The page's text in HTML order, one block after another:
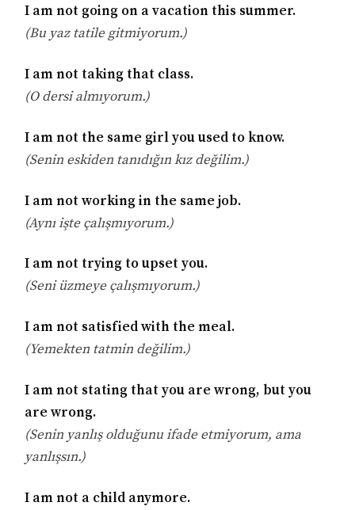
I am not going on a vacation this summer.
(Bu yaz tatile gitmiyorum.)
I am not taking that class.
(O dersi almıyorum.)
I am not the same girl you used to know.
(Senin eskiden tanıdığın kız değilim.)
I am not working in the same job.
(Aynı işte çalışmıyorum.)
I am not trying to upset you.
(Seni üzmeye çalışmıyorum.)
I am not satisfied with the meal.
(Yemekten tatmin değilim.)
I am not stating that you are wrong, but you
are wrong.
(Senin yanlış olduğunu ifade etmiyorum, ama
yanlışsın.)
I am not a child anymore.